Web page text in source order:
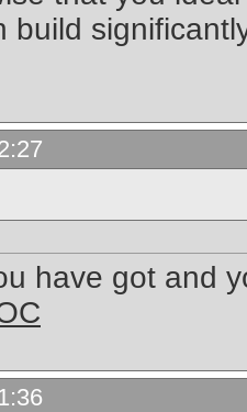
build
have got and